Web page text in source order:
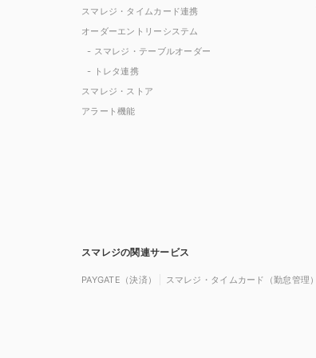
スマレジ・タイムカード連携
オーダーエントリーシステム
- スマレジ・テーブルオーダー
- トレタ連携
スマレジ・ストア
アラート機能
スマレジの関連サービス
PAYGATE（決済） スマレジ・タイムカード（勤怠管理）